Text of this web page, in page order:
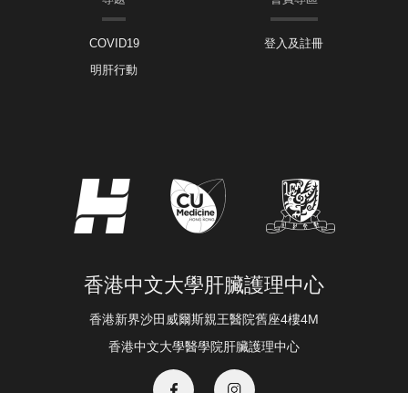
COVID19
明肝行動
登入及註冊
香港中文大學肝臟護理中心
香港新界沙田威爾斯親王醫院舊座4樓4M
香港中文大學醫學院肝臟護理中心